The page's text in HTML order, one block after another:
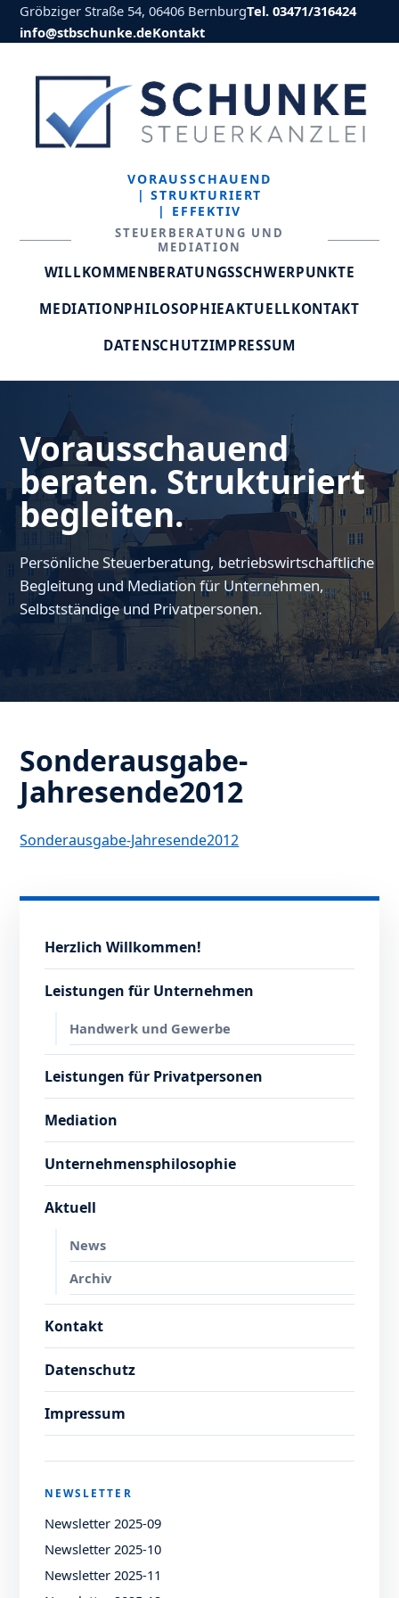
Gröbziger Straße 54, 06406 BernburgTel. 03471/316424
info@stbschunke.deKontakt
VORAUSSCHAUEND
| STRUKTURIERT
| EFFEKTIV
STEUERBERATUNG UND
MEDIATION
WILLKOMMENBERATUNGSSCHWERPUNKTE
MEDIATIONPHILOSOPHIEAKTUELLKONTAKT
DATENSCHUTZIMPRESSUM
Vorausschauend
beraten. Strukturiert
begleiten.
Persönliche Steuerberatung, betriebswirtschaftliche
Begleitung und Mediation für Unternehmen,
Selbstständige und Privatpersonen.
Sonderausgabe-
Jahresende2012
Sonderausgabe-Jahresende2012
Herzlich Willkommen!
Leistungen für Unternehmen
Handwerk und Gewerbe
Leistungen für Privatpersonen
Mediation
Unternehmensphilosophie
Aktuell
News
Archiv
Kontakt
Datenschutz
Impressum
NEWSLETTER
Newsletter 2025-09
Newsletter 2025-10
Newsletter 2025-11